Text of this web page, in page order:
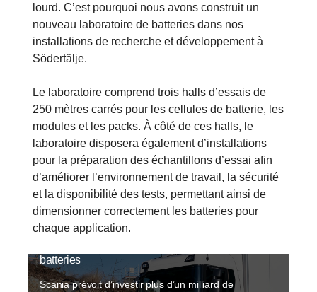
lourd. C’est pourquoi nous avons construit un
nouveau laboratoire de batteries dans nos
installations de recherche et développement à
Södertälje.
Le laboratoire comprend trois halls d’essais de
250 mètres carrés pour les cellules de batterie, les
modules et les packs. À côté de ces halls, le
laboratoire disposera également d’installations
pour la préparation des échantillons d’essai afin
d’améliorer l’environnement de travail, la sécurité
et la disponibilité des tests, permettant ainsi de
dimensionner correctement les batteries pour
chaque application.
batteries
Scania prévoit d’investir plus d’un milliard de